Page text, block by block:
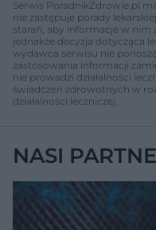
Serwis PoradnikZdrowie.pl
nie zastępuje porady
starań, aby informacje w nim
jednakże decyzja dotycząca
wydawca serwisu nie
zastosowania informacji
nie prowadzi działalności
świadczeń zdrowotnych w
działalności leczniczej.
NASI